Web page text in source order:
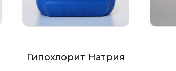
Гипохлорит Натрия